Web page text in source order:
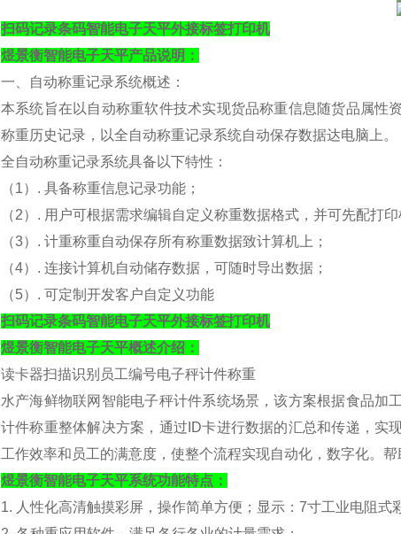
扫码记录条码智能电子天平外接标签打印机
煜景衡智能电子天平产品说明：
一、自动称重记录系统概述：
本系统旨在以自动称重软件技术实现货品称重信息随货品属性
称重历史记录，以全自动称重记录系统自动保存数据达电脑上。
全自动称重记录系统具备以下特性：
（1）. 具备称重信息记录功能；
（2）. 用户可根据需求编辑自定义称重数据格式，并可先配打印
（3）. 计重称重自动保存所有称重数据致计算机上；
（4）. 连接计算机自动储存数据，可随时导出数据；
（5）. 可定制开发客户自定义功能
扫码记录条码智能电子天平外接标签打印机
煜景衡智能电子天平概述介绍：
读卡器扫描识别员工编号电子秤计件称重
水产海鲜物联网智能电子秤计件系统场景，该方案根据食品加
计件称重整体解决方案，通过 ID卡进行数据的汇总和传递，实
工作效率和员工的满意度，使整个流程实现自动化，数字化。
煜景衡智能电子天平系统功能特点：
1. 人性化高清触摸彩屏，操作简单方便； 显示： 7寸工业电阻式